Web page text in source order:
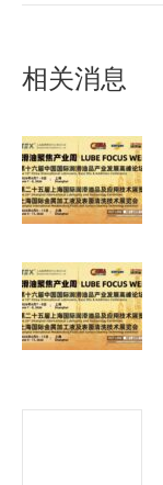
相关消息